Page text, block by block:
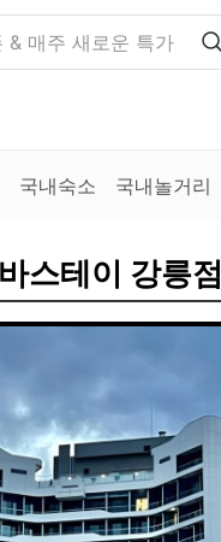
여행 혜택
국내숙소 국내놀거리
스테이 강릉점